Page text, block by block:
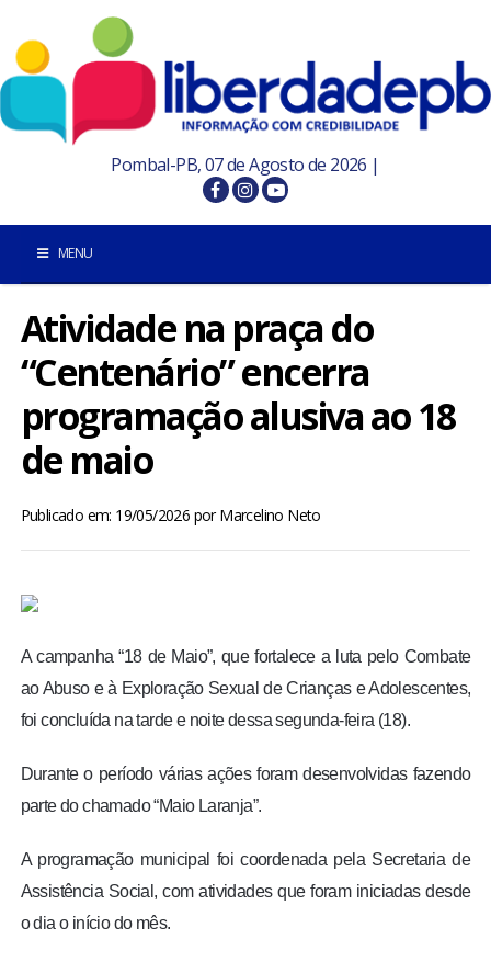
Pombal-PB, 07 de Agosto de 2026 |
MENU
INÍCIO
POMBAL E REGIÃO
PARAÍBA
ENTRETENIMENTO
TV LPB
Atividade na praça do
“Centenário” encerra
programação alusiva ao 18
de maio
Publicado em: 19/05/2026 porMarcelino Neto
A campanha “18 de Maio”, que fortalece a luta pelo Combate
ao Abuso e à Exploração Sexual de Crianças e Adolescentes,
foi concluída na tarde e noite dessa segunda-feira (18).
Durante o período várias ações foram desenvolvidas fazendo
parte do chamado “Maio Laranja”.
A programação municipal foi coordenada pela Secretaria de
Assistência Social, com atividades que foram iniciadas desde
o dia o início do mês.